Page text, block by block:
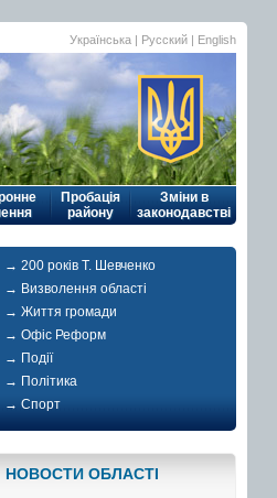
Українська | Русский | English
Пробація
району
Зміни в
законодавстві
→ 200 років Т. Шевченко
→ Визволення області
→ Життя громади
→ Офіс Реформ
→ Події
→ Політика
→ Спорт
НОВОСТИ ОБЛАСТI